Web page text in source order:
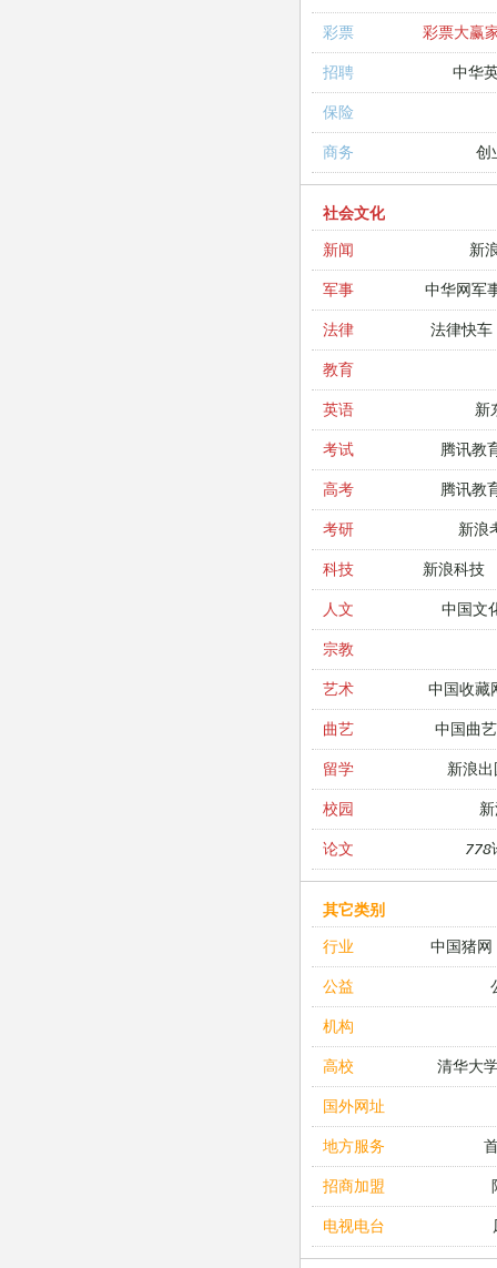
彩票 彩票大赢
招聘 中华
保险
商务 创
社会文化
新闻
新
军事 中华网军
法律 法律快车
教育
英语 新
考试 腾讯教
高考 腾讯教
考研 新浪
科技 新浪科技
人文 中国文
宗教
艺术 中国收藏
曲艺 中国曲
留学 新浪
校园
论文 778
其它类别
行业
中国猪网
公益
机构
高校 清华大
国外网址
地方服务
招商加盟
电视电台